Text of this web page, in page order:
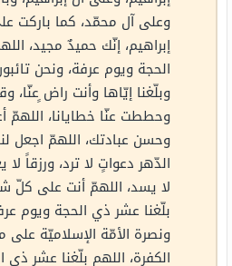
وعلى آل محمّد، كما باركت
إبراهيم، إنّك حميدٌ مجيد،
الحجة ويوم عرفة، ونحن
وبلّغنا إيّاها وأنت راض ٍعنّا،
وحططت عنّا خطايانا، اللهمّ
وحسن عبادتك، اللهمّ اجعل
الدّهر دعواتٍ لا ترد، ورزقاً لا
لا يسد، اللهمّ أنت على كلّ
بلّغنا عشر ذي الحجة ويوم
ونصرة الأمّة الإسلاميّة
الكفرة، اللهم بلّغنا عشر ذي